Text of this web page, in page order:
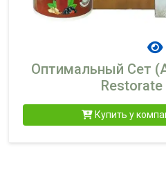
Oптимальный Cет
Купить у